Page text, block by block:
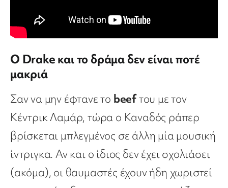
Ο Drake και το δράμα δεν είναι ποτέ
μακριά
Σαν να μην έφτανε το beefτου με τον
Κέντρικ Λαμάρ, τώρα ο Καναδός ράπερ
βρίσκεται μπλεγμένος σε άλλη μία μουσική
ίντριγκα. Αν και ο ίδιος δεν έχει σχολιάσει
(ακόμα), οι θαυμαστές έχουν ήδη χωριστεί